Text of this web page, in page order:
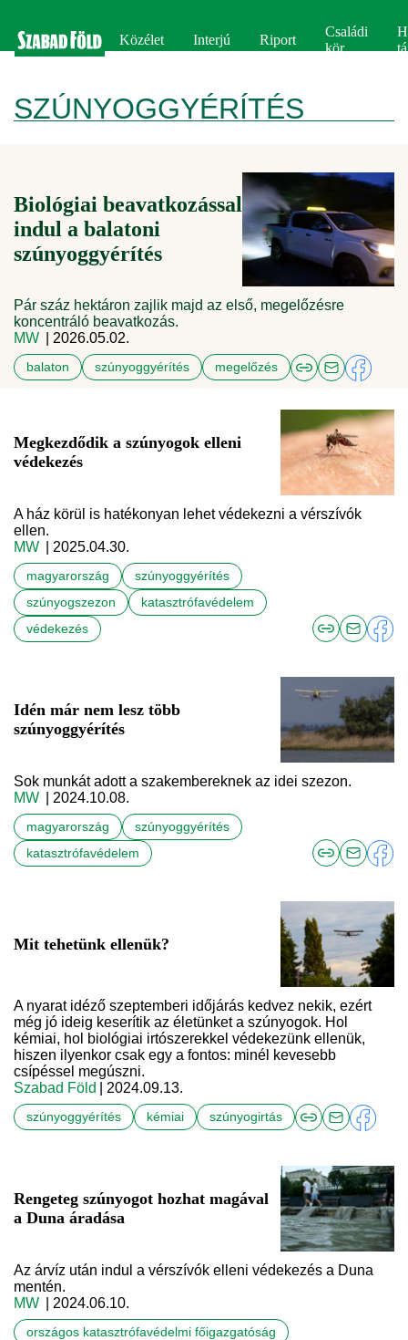
Közélet Interjú Riport
Családi
kör
SZÚNYOGGYÉRÍTÉS
Biológiai beavatkozással
indul a balatoni
szúnyoggyérítés
Pár száz hektáron zajlik majd az első, megelőzésre
koncentráló beavatkozás.
MW
| 2026.05.02.
balaton szúnyoggyérítés megelőzés
Megkezdődik a szúnyogok elleni
védekezés
A ház körül is hatékonyan lehet védekezni a vérszívók
ellen.
MW
| 2025.04.30.
magyarország
szúnyoggyérítés
szúnyogszezon
katasztrófavédelem
védekezés
Idén már nem lesz több
szúnyoggyérítés
Sok munkát adott a szakembereknek az idei szezon.
MW
| 2024.10.08.
magyarország
szúnyoggyérítés
katasztrófavédelem
Mit tehetünk ellenük?
A nyarat idéző szeptemberi időjárás kedvez nekik, ezért
még jó ideig keserítik az életünket a szúnyogok. Hol
kémiai, hol biológiai irtószerekkel védekezünk ellenük,
hiszen ilyenkor csak egy a fontos: minél kevesebb
csípéssel megúszni.
Szabad Föld
| 2024.09.13.
szúnyoggyérítés kémiai szúnyogirtás
Rengeteg szúnyogot hozhat magával
a Duna áradása
Az árvíz után indul a vérszívók elleni védekezés a Duna
mentén.
MW
| 2024.06.10.
országos katasztrófavédelmi főigazgatóság